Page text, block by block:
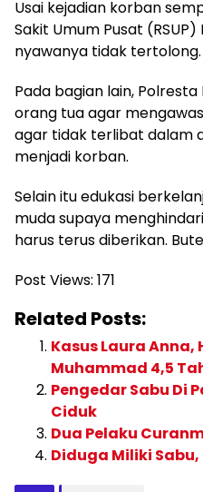
Usai kejadian korban
Sakit Umum Pusat
nyawanya tidak tertolong.
Pada bagian lain,
orang tua agar
agar tidak terlibat dalam
menjadi korban.
Selain itu edukasi
muda supaya
harus terus diberikan.
Post Views: 171
Related Posts:
Kasus Laura Anna,
Muhammad 4,5
Pengedar Sabu Di
Ciduk
Dua Pelaku
Diduga Miliki